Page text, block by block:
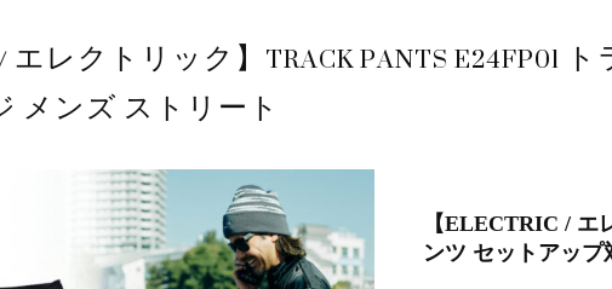
/ エレクトリック】TRACK PANTS
メンズ ストリート
【ELECTRIC / エ
ンツ セットアッ